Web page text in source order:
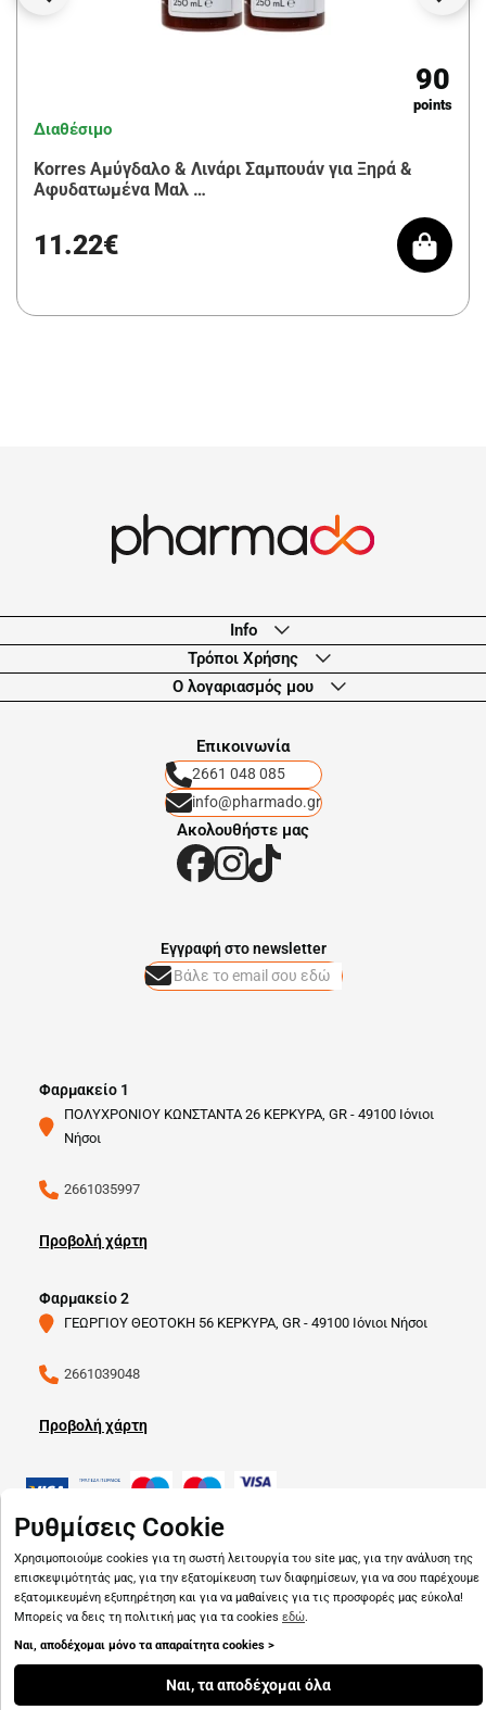
90
points
Διαθέσιμο
Korres Αμύγδαλο & Λινάρι Σαμπουάν για Ξηρά &
Aφυδατωμένα Μαλ …
11.22€
Info
Τρόποι Χρήσης
Ο λογαριασμός μου
Eπικοινωνία
2661 048 085
info@pharmado.gr
Ακολουθήστε μας
Φαρμακείο 1
ΠΟΛΥΧΡΟΝΙΟΥ ΚΩΝΣΤΑΝΤΑ 26 ΚΕΡΚΥΡΑ, GR - 49100 Ιόνιοι
Νήσοι
2661035997
Προβολή χάρτη
Φαρμακείο 2
ΓΕΩΡΓΙΟΥ ΘΕΟΤΟΚΗ 56 ΚΕΡΚΥΡΑ, GR - 49100 Ιόνιοι Νήσοι
2661039048
Προβολή χάρτη
Eγγραφή στο newsletter
Copyright © 2026pharmado.gr
Ρυθμίσεις Cookie
Χρησιμοποιούμε cookies για τη σωστή λειτουργία του site μας, για την ανάλυση της
επισκεψιμότητάς μας, για την εξατομίκευση των διαφημίσεων, για να σου παρέχουμε
εξατομικευμένη εξυπηρέτηση και για να μαθαίνεις για τις προσφορές μας εύκολα!
Μπορείς να δεις τη πολιτική μας για τα cookies εδώ.
Ναι, αποδέχομαι μόνο τα απαραίτητα cookies >
Ναι, τα αποδέχομαι όλα